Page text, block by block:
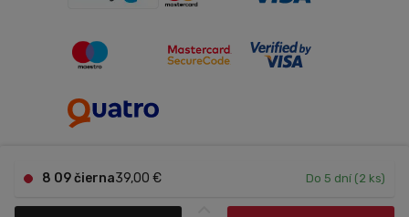
8 09 čierna39,00 € Do 5 dní (2 ks)
Nastavenie cookies
Copyright © 2026 Trenujeme.sk